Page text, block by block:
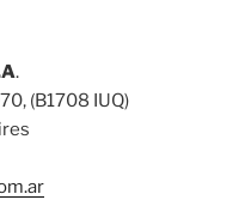
.
(B1708 IUQ)